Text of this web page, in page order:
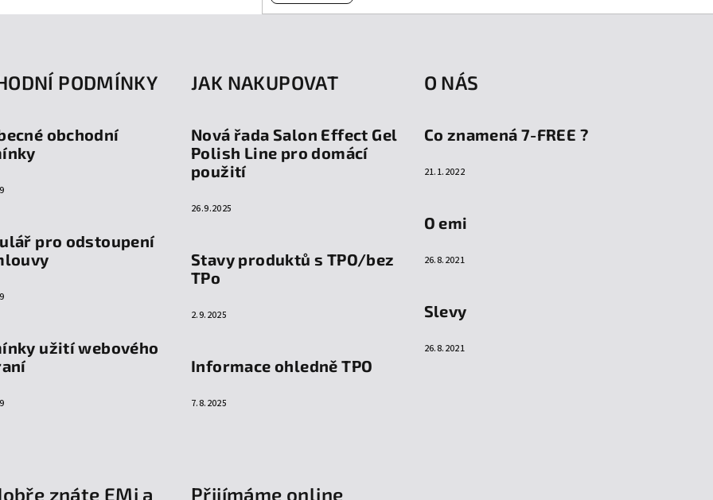
PODMÍNKY
obchodní
pro odstoupení
užití webového
JAK NAKUPOVAT
Nová řada Salon Effect Gel
Polish Line pro domácí
použití
26.9.2025
Stavy produktů s TPO/bez
TPo
2.9.2025
Informace ohledně TPO
7.8.2025
O NÁS
Co znamená 7-FREE ?
21.1.2022
O emi
26.8.2021
Slevy
26.8.2021
znáte EMi a Přijímáme online